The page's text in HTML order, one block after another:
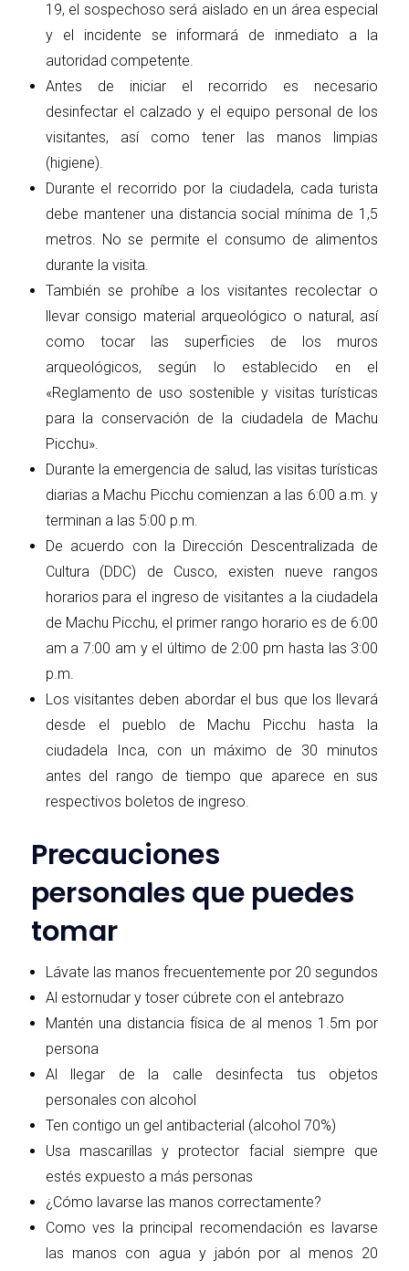
19, el sospechoso será aislado en un área especial
y el incidente se informará de inmediato a la
autoridad competente.
Antes de iniciar el recorrido es necesario
desinfectar el calzado y el equipo personal de los
visitantes, así como tener las manos limpias
(higiene).
Durante el recorrido por la ciudadela, cada turista
debe mantener una distancia social mínima de 1,5
metros. No se permite el consumo de alimentos
durante la visita.
También se prohíbe a los visitantes recolectar o
llevar consigo material arqueológico o natural, así
como tocar las superficies de los muros
arqueológicos, según lo establecido en el
«Reglamento de uso sostenible y visitas turísticas
para la conservación de la ciudadela de Machu
Picchu».
Durante la emergencia de salud, las visitas turísticas
diarias a Machu Picchu comienzan a las 6:00 a.m. y
terminan a las 5:00 p.m.
De acuerdo con la Dirección Descentralizada de
Cultura (DDC) de Cusco, existen nueve rangos
horarios para el ingreso de visitantes a la ciudadela
de Machu Picchu, el primer rango horario es de 6:00
am a 7:00 am y el último de 2:00 pm hasta las 3:00
p.m.
Los visitantes deben abordar el bus que los llevará
desde el pueblo de Machu Picchu hasta la
ciudadela Inca, con un máximo de 30 minutos
antes del rango de tiempo que aparece en sus
respectivos boletos de ingreso.
Precauciones
personales que puedes
tomar
Lávate las manos frecuentemente por 20 segundos
Al estornudar y toser cúbrete con el antebrazo
Mantén una distancia física de al menos 1.5m por
persona
Al llegar de la calle desinfecta tus objetos
personales con alcohol
Ten contigo un gel antibacterial (alcohol 70%)
Usa mascarillas y protector facial siempre que
estés expuesto a más personas
¿Cómo lavarse las manos correctamente?
Como ves la principal recomendación es lavarse
las manos con agua y jabón por al menos 20